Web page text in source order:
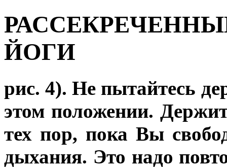
ЙОГИ
рис. 4). Не пытайтесь
этом положении.
тех пор, пока Вы
дыхания. Это надо